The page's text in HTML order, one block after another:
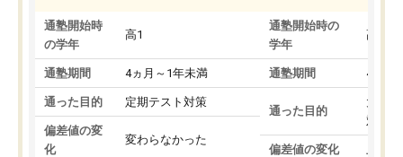
通塾開始時
の学年
高1
通塾期間 4ヵ月～1年未満
通った目的 定期テスト対策
偏差値の変
化
変わらなかった
通塾開始時の
学年
高3
通塾期間 4ヵ月
通った目的
大学
対策
偏差値の変化